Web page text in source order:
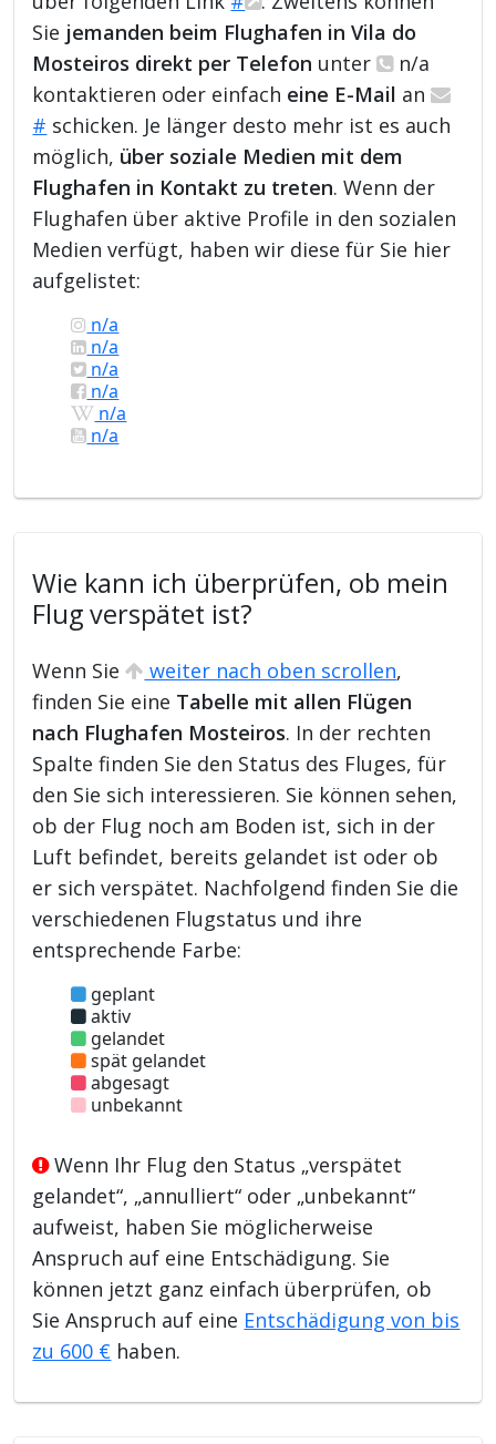
Sie jemanden beim Flughafen in Vila do
Mosteiros direkt per Telefon unter
n/a
kontaktieren oder einfach eine E-Mail an
# schicken. Je länger desto mehr ist es auch
möglich, über soziale Medien mit dem
Flughafen in Kontakt zu treten. Wenn der
Flughafen über aktive Profile in den sozialen
Medien verfügt, haben wir diese für Sie hier
aufgelistet:
n/a
n/a
n/a
n/a
n/a
n/a
Wie kann ich überprüfen, ob mein
Flug verspätet ist?
Wenn Sie weiter nach oben scrollen,
finden Sie eine Tabelle mit allen Flügen
nach Flughafen Mosteiros. In der rechten
Spalte finden Sie den Status des Fluges, für
den Sie sich interessieren. Sie können sehen,
ob der Flug noch am Boden ist, sich in der
Luft befindet, bereits gelandet ist oder ob
er sich verspätet. Nachfolgend finden Sie die
verschiedenen Flugstatus und ihre
entsprechende Farbe:
geplant
aktiv
gelandet
spät gelandet
abgesagt
unbekannt
Wenn Ihr Flug den Status „verspätet
gelandet“, „annulliert“ oder „unbekannt“
aufweist, haben Sie möglicherweise
Anspruch auf eine Entschädigung. Sie
können jetzt ganz einfach überprüfen, ob
Sie Anspruch auf eine Entschädigung von bis
zu 600 € haben.